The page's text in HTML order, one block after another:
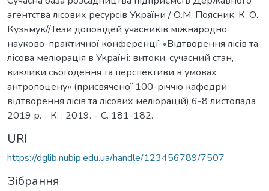
агентства лісових ресурсів України / О.М. Поясник, К. О.
Кузьмук//Тези доповідей учасників міжнародної
науково-практичної конференції «Відтворення лісів та
лісова меліорація в Україні: витоки, сучасний стан,
виклики сьогодення та перспективи в умовах
антропоцену» (присвяченої 100-річчю кафедри
відтворення лісів та лісових меліорацій) 6-8 листопада
2019 р. - К. : 2019. – С. 181-182.
URI
https://dglib.nubip.edu.ua/handle/123456789/7507
Зібрання